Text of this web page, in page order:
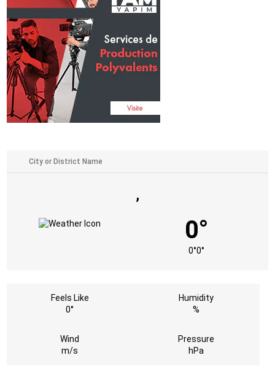
,
0°
0°0°
Feels Like
0°
Humidity
%
Wind
m/s
Pressure
hPa